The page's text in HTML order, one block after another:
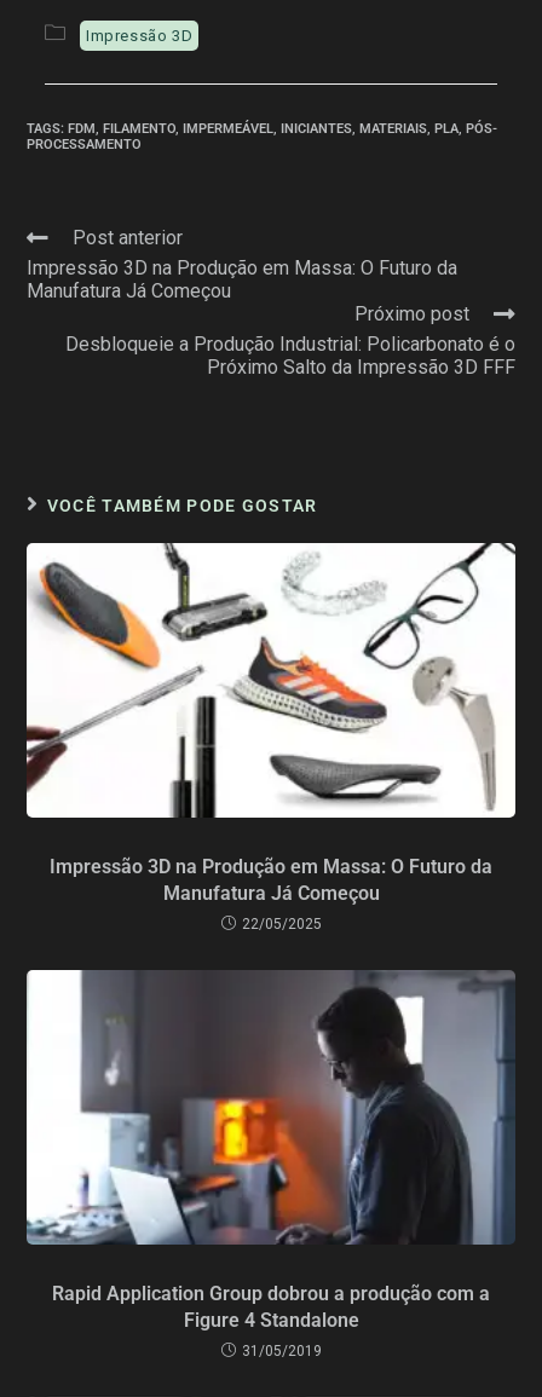
Impressão 3D
TAGS:FDM, FILAMENTO, IMPERMEÁVEL, INICIANTES, MATERIAIS, PLA, PÓS-
PROCESSAMENTO
Post anterior
Impressão 3D na Produção em Massa: O Futuro da
Manufatura Já Começou
Próximo post
Desbloqueie a Produção Industrial: Policarbonato é o
Próximo Salto da Impressão 3D FFF
VOCÊ TAMBÉM PODE GOSTAR
Impressão 3D na Produção em Massa: O Futuro da
Manufatura Já Começou
22/05/2025
Rapid Application Group dobrou a produção com a
Figure 4 Standalone
31/05/2019